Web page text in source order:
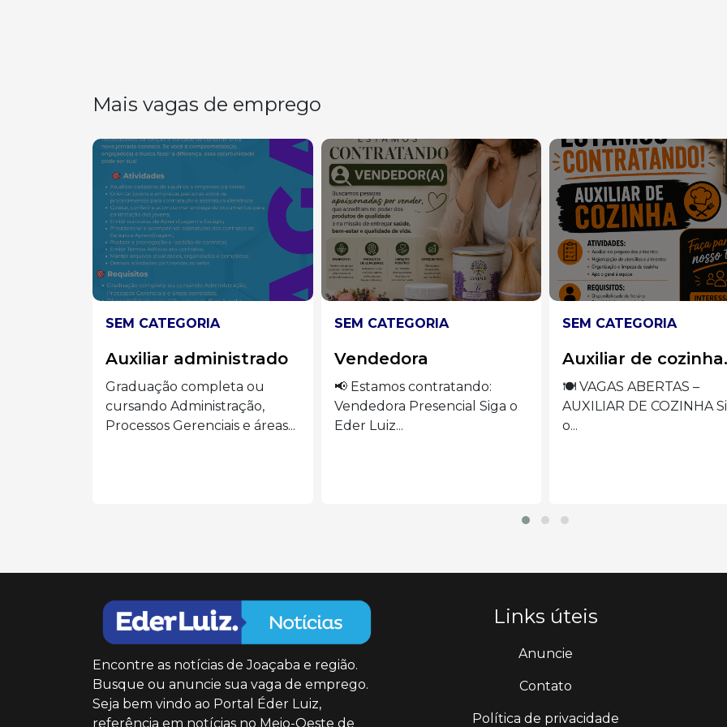
Mais vagas de emprego
SEM CATEGORIA
Vendedora
📢 Estamos contratando:
Vendedora Presencial Siga o
Eder Luiz...
SEM CATEGORIA
Auxiliar de cozinha.
🍽️ VAGAS ABERTAS –
AUXILIAR DE COZINHA Siga
o...
SEM CATEGORIA
Operadora de
máquina de
VAGA ABERTA –
OPERADORA DE
Encontre as notícias de Joaçaba e região.
Busque ou anuncie sua vaga de emprego.
Seja bem vindo ao Portal Éder Luiz,
referência em notícias no Meio-Oeste de
Links úteis
Anuncie
Contato
Política de privacidade